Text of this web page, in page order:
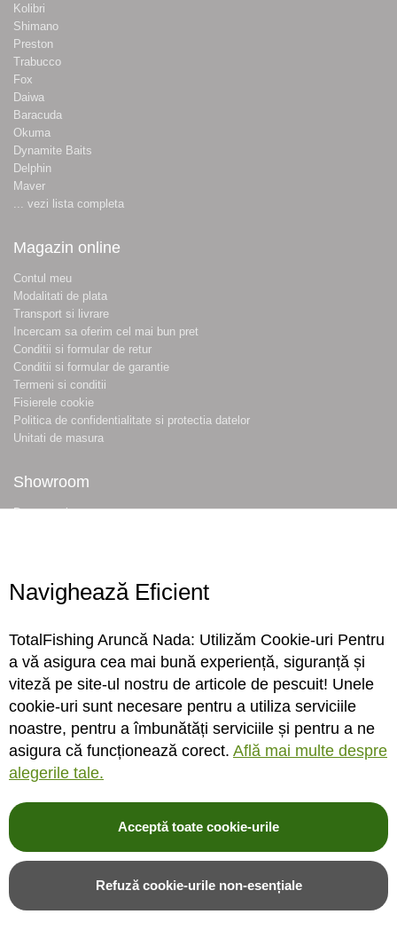
Kolibri
Shimano
Preston
Trabucco
Fox
Daiwa
Baracuda
Okuma
Dynamite Baits
Delphin
Maver
... vezi lista completa
Magazin online
Contul meu
Modalitati de plata
Transport si livrare
Incercam sa oferim cel mai bun pret
Conditii si formular de retur
Conditii si formular de garantie
Termeni si conditii
Fisierele cookie
Politica de confidentialitate si protectia datelor
Unitati de masura
Showroom
Despre noi
Conecteaza-te
Sa ne cunoastem mai bine. Vino alaturi de noi pe reteaua ta preferata. Te
asteptam cu stiri, surprize, concursuri, premii ...
© 2004-2026 TotalFishing SRL. Toate drepturile rezervate. Citititermeni si
fisiere cookie ,politica de confidentialitate si protectia datelor
* Pozele produselor sunt folosite cu acordul furnizorilor si sunt doar cu titlu de
Navighează Eficient
TotalFishing Aruncă Nada: Utilizăm Cookie-uri Pentru
a vă asigura cea mai bună experiență, siguranță și
viteză pe site-ul nostru de articole de pescuit! Unele
cookie-uri sunt necesare pentru a utiliza serviciile
noastre, pentru a îmbunătăți serviciile și pentru a ne
asigura că funcționează corect. Află mai multe despre
alegerile tale.
Acceptă toate cookie-urile
Refuză cookie-urile non-esențiale